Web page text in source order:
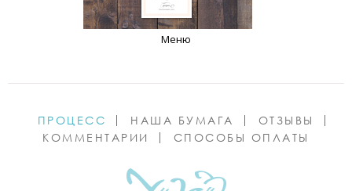
Меню
ПРОЦЕСС НАША БУМАГА
ОТЗЫВЫ
КОММЕНТАРИИ
СПОСОБЫ ОПЛАТЫ